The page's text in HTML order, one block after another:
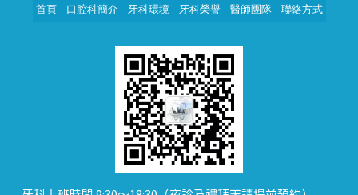
首頁 口腔科簡介 牙科環境 牙科榮譽 醫師團隊 聯絡方式